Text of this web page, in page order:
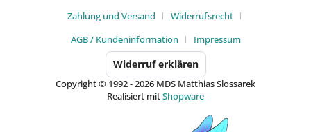
Zahlung und Versand
Widerrufsrecht
AGB / Kundeninformation
Impressum
Widerruf erklären
Copyright © 1992 - 2026 MDS Matthias Slossarek
Realisiert mitShopware